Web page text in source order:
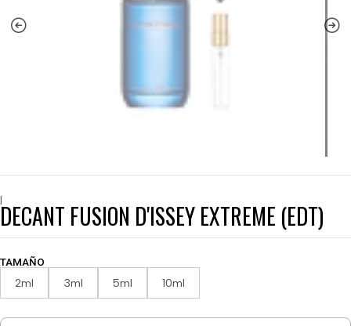
|
DECANT FUSION D'ISSEY EXTREME (EDT)
TAMAÑO
2ml 3ml 5ml 10ml